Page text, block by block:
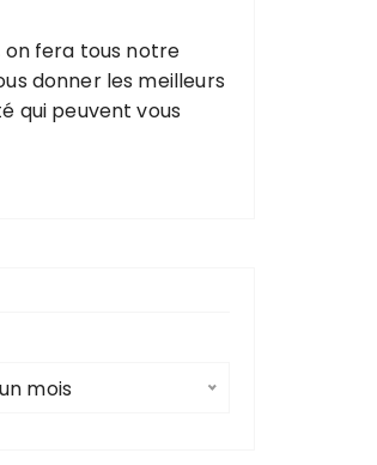
on fera tous notre
donner les meilleurs
qui peuvent vous
mois